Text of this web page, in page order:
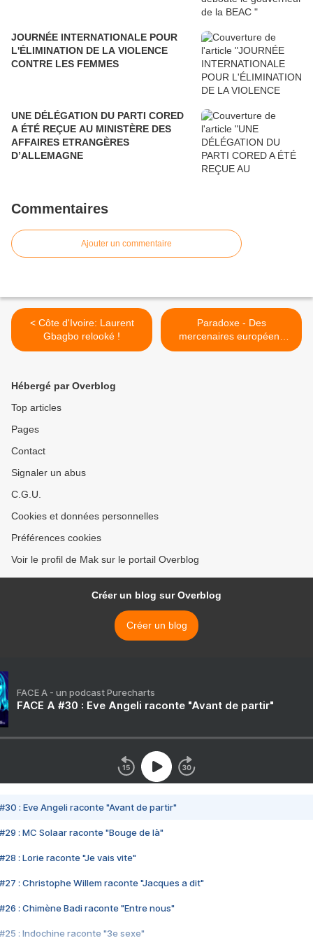
JOURNÉE INTERNATIONALE POUR
L'ÉLIMINATION DE LA VIOLENCE
CONTRE LES FEMMES
UNE DÉLÉGATION DU PARTI CORED
A ÉTÉ REÇUE AU MINISTÈRE DES
AFFAIRES ETRANGÈRES
D’ALLEMAGNE
Commentaires
Ajouter un commentaire
< Côte d'Ivoire: Laurent
Gbagbo relooké !
Paradoxe - Des
mercenaires européens
dans l'armée libyenne >
Hébergé par Overblog
Top articles
Pages
Contact
Signaler un abus
C.G.U.
Cookies et données personnelles
Préférences cookies
Voir le profil de Mak sur le portail Overblog
Créer un blog sur Overblog
Créer un blog
FACE A - un podcast Purecharts
FACE A #30 : Eve Angeli raconte "Avant de partir"
#30 : Eve Angeli raconte "Avant de partir"
#29 : MC Solaar raconte "Bouge de là"
#28 : Lorie raconte "Je vais vite"
#27 : Christophe Willem raconte "Jacques a dit"
#26 : Chimène Badi raconte "Entre nous"
#25 : Indochine raconte "3e sexe"